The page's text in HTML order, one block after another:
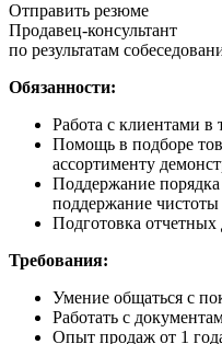
Отправить резюме
Продавец-консультант
по результатам
Обязанности:
Работа с клиентами в
Помощь в подборе
ассортименту
Поддержание порядка
поддержание чистоты
Подготовка отчетных
Требования:
Умение общаться с
Работать с
Опыт продаж от 1